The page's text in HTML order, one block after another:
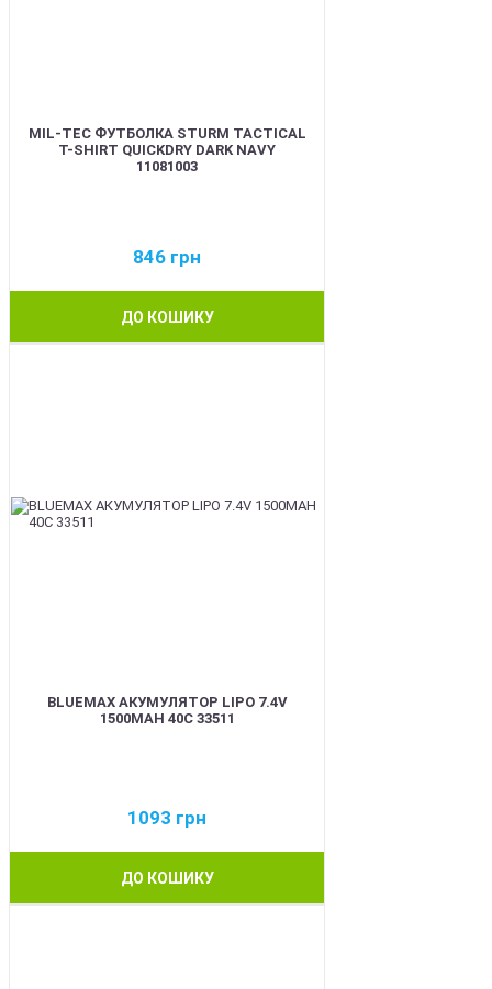
MIL-TEC ФУТБОЛКА STURM TACTICAL
T-SHIRT QUICKDRY DARK NAVY
11081003
846 грн
ДО КОШИКУ
BLUEMAX АКУМУЛЯТОР LIPO 7.4V
1500MAH 40C 33511
1093 грн
ДО КОШИКУ